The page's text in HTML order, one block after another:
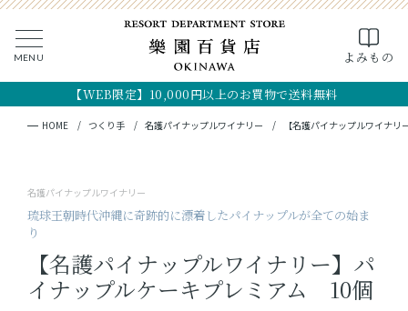
MENU よみもの
【WEB限定】10,000円以上のお買物で送料無料
CLOSE
検索
キーワード検索
MY PAGE CART
全ての商品
フード
クラフト
コスメ・アロマ
HOME つくり手 名護パイナップルワイナリー 【名護パイナップルワイナ
名護パイナップルワイナリー
琉球王朝時代沖縄に奇跡的に漂着したパイナップルが全ての始ま
り
【名護パイナップルワイナリー】パ
イナップルケーキプレミアム 10個